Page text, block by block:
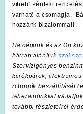
viheti! Pénteki
várható a csomagja.
hozzánk bizalommal!
Ha cégünk és az Ön
bátran ajánljuk
Szervizigényes
kerékpárok,
robogók beszállítását
teherautónkkal
további részleteiről